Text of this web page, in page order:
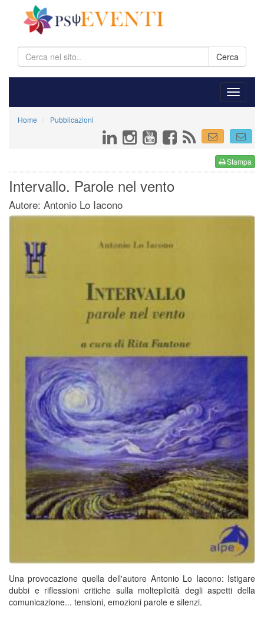
Cerca
Home Pubblicazioni
Stampa
Intervallo. Parole nel vento
Autore: Antonio Lo Iacono
Una provocazione quella dell'autore Antonio Lo Iacono: Istigare
dubbi e riflessioni critiche sulla molteplicità degli aspetti della
comunicazione... tensioni, emozioni parole e silenzi.